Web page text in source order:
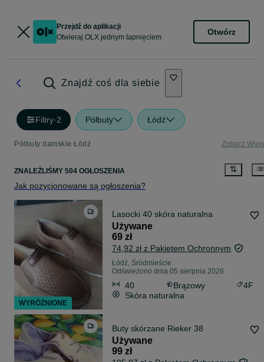
Przejdź do aplikacji
Otwieraj OLX jednym tapnięciem
Otwórz
Znajdź coś dla siebie
Filtry·2 Półbuty Łódź
Półbuty damskie Łódź Zobacz
ZNALEŹLIŚMY 504 OGŁOSZENIA
Jak pozycjonowane są ogłoszenia?
Lasocki 40 skóra naturalna
Używane
69 zł
74,92 zł z Pakietem Ochronnym
Łódź, Śródmieście
Odświeżono dnia 05 sierpnia 2026
40 Brązowy
4F
Skóra naturalna
Buty skórzane Rieker 38
Używane
99 zł
WYRÓŻNIONE